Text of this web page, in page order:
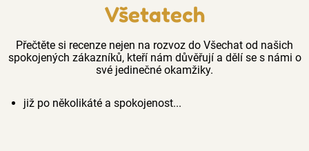
Všetatech
Přečtěte si recenze nejen na rozvoz do Všechat od našich
spokojených zákazníků, kteří nám důvěřují a dělí se s námi o
své jedinečné okamžiky.
již po několikáté a spokojenost...